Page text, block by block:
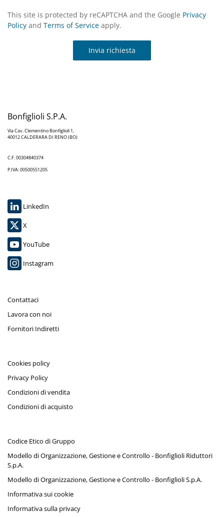
This site is protected by reCAPTCHA and the Google Privacy
Policy and Terms of Service apply.
Invia richiesta
Bonfiglioli S.P.A.
Via Cav. Clementino Bonfiglioli 1,
40012 CALDERARA DI RENO (BO)
C.F. 00304840374
P.IVA: 00500551205
LinkedIn
X
YouTube
Instagram
Contattaci
Lavora con noi
Fornitori Indiretti
Cookies policy
Privacy Policy
Condizioni di vendita
Condizioni di acquisto
Codice Etico di Gruppo
Modello di Organizzazione, Gestione e Controllo - Bonfiglioli Riduttori
S.p.A.
Modello di Organizzazione, Gestione e Controllo - Bonfiglioli S.p.A.
Informativa sui cookie
Informativa sulla privacy